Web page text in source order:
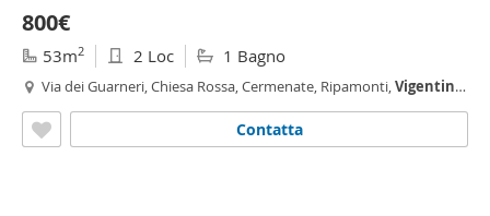
800€
53m2 2 Loc 1 Bagno
Via dei Guarneri, Chiesa Rossa, Cermenate, Ripamonti,Vigentino
Contatta